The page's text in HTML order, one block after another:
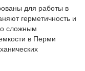
для работы в
герметичность и
сложным
в Перми